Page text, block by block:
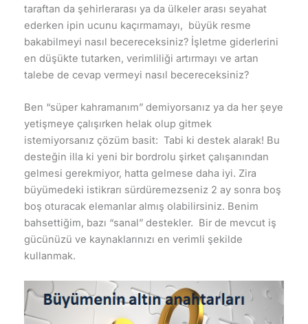
taraftan da şehirlerarası ya da ülkeler arası seyahat
ederken ipin ucunu kaçırmamayı, büyük resme
bakabilmeyi nasıl becereceksiniz? İşletme giderlerini
en düşükte tutarken, verimliliği artırmayı ve artan
talebe de cevap vermeyi nasıl becereceksiniz?
Ben “süper kahramanım” demiyorsanız ya da her şeye
yetişmeye çalışırken helak olup gitmek
istemiyorsanız çözüm basit: Tabi ki destek alarak! Bu
desteğin illa ki yeni bir bordrolu şirket çalışanından
gelmesi gerekmiyor, hatta gelmese daha iyi. Zira
büyümedeki istikrarı sürdüremezseniz 2 ay sonra boş
boş oturacak elemanlar almış olabilirsiniz. Benim
bahsettiğim, bazı “sanal” destekler. Bir de mevcut iş
gücünüzü ve kaynaklarınızı en verimli şekilde
kullanmak.